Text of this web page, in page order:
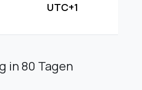
UTC+1
in 80 Tagen